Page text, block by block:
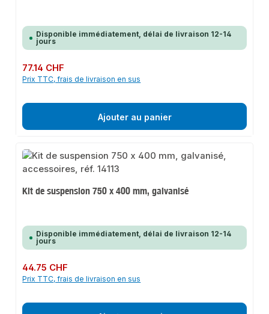
Disponible immédiatement, délai de livraison 12-14
jours
Prix régulier :
77.14 CHF
Prix TTC, frais de livraison en sus
Ajouter au panier
Kit de suspension 750 x 400 mm, galvanisé
Disponible immédiatement, délai de livraison 12-14
jours
Prix régulier :
44.75 CHF
Prix TTC, frais de livraison en sus